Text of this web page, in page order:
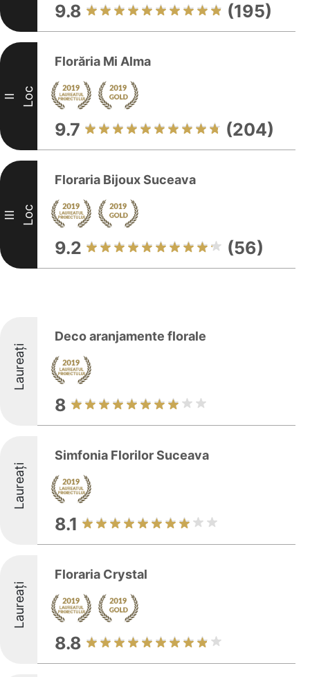
9.8 (195)
II Loc
Florăria Mi Alma
9.7 (204)
III Loc
Floraria Bijoux Suceava
9.2 (56)
Laureați
Deco aranjamente florale
8
Laureați
Simfonia Florilor Suceava
8.1
Laureați
Floraria Crystal
8.8